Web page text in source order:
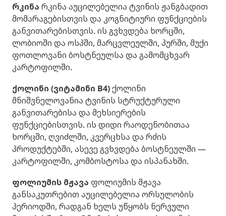
რკინა რკინა აუცილებელია ტვინის ჟანგბადით
მომარაგებისთვის და კოგნიტიური ფუნქციების
განვითარებისთვის. ის გვხვდება ხორცში,
ლობიოში და ოსპში, მარცვლეულში, პურში, მუქი
ფოთლოვანი ბოსტნეულსა და გამომცხვარ
კარტოფილში.
ქოლინი (ვიტამინი B4)ქოლინი
მნიშვნელოვანია ტვინის სტრუქტურული
განვითარებისა და მეხსიერების
ფუნქციებისთვის. ის დიდი რაოდენობითაა
ხორცში, ღვიძლში, კვერცხსა და რძის
პროდუქტებში, ასევე გვხვდება ბოსტნეულში —
კარტოფილში, კომბოსტოსა და ისპანახში.
ფოლიუმის მჟავა ფოლიუმის მჟავა
განსაკუთრებით აუცილებელია ორსულობის
პერიოდში, რადგან ხელს უწყობს ნერვული